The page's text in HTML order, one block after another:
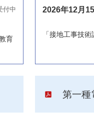
付中
育
2026年12月
「接地工事技
第一種